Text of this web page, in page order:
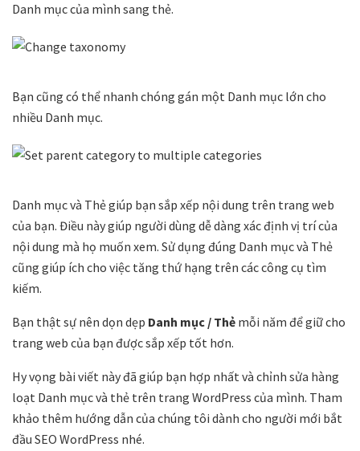
Danh mục của mình sang thẻ.
Bạn cũng có thể nhanh chóng gán một Danh mục lớn cho
nhiều Danh mục.
Danh mục và Thẻ giúp bạn sắp xếp nội dung trên trang web
của bạn. Điều này giúp người dùng dễ dàng xác định vị trí của
nội dung mà họ muốn xem. Sử dụng đúng Danh mục và Thẻ
cũng giúp ích cho việc tăng thứ hạng trên các công cụ tìm
kiếm.
Bạn thật sự nên dọn dẹp Danh mục / Thẻ mỗi năm để giữ cho
trang web của bạn được sắp xếp tốt hơn.
Hy vọng bài viết này đã giúp bạn hợp nhất và chỉnh sửa hàng
loạt Danh mục và thẻ trên trang WordPress của mình. Tham
khảo thêm hướng dẫn của chúng tôi dành cho người mới bắt
đầu SEO WordPress nhé.